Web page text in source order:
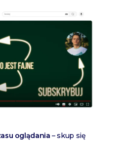
oglądania– skup się